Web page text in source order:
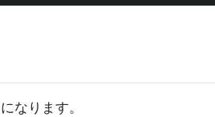
なります。